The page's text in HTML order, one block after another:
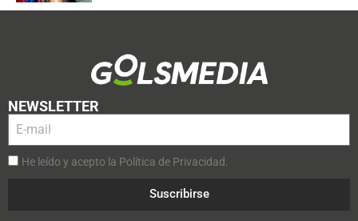
NEWSLETTER
He leído y acepto la Política de Privacidad.
Suscribirse